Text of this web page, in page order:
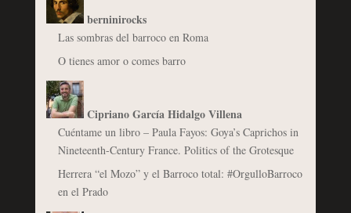
berninirocks
Las sombras del barroco en Roma
O tienes amor o comes barro
Cipriano García Hidalgo Villena
Cuéntame un libro – Paula Fayos: Goya’s Caprichos in
Nineteenth-Century France. Politics of the Grotesque
Herrera “el Mozo” y el Barroco total: #OrgulloBarroco
en el Prado